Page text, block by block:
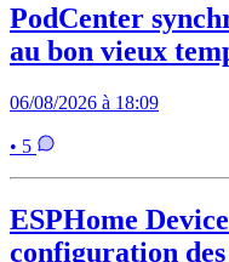
PodCenter
au bon vieux
06/08/2026 à 18:09
• 5
ESPHome
configuration